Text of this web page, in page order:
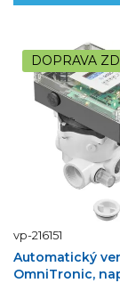
DOPRAVA
vp-216151
Automatický
OmniTronic,